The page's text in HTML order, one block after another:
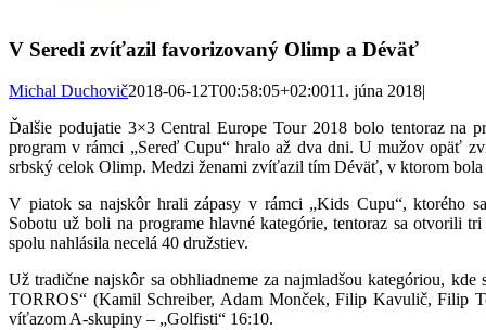
V Seredi zvíťazil favorizovaný Olimp a Déväť
Michal Duchovič2018-06-12T00:58:05+02:0011. júna 2018|
Ďalšie podujatie 3×3 Central Europe Tour 2018 bolo tentoraz na
program v rámci „Sereď Cupu“ hralo až dva dni. U mužov opäť
srbský celok Olimp. Medzi ženami zvíťazil tím Déväť, v ktorom
V piatok sa najskôr hrali zápasy v rámci „Kids Cupu“, ktorého
Sobotu už boli na programe hlavné kategórie, tentoraz sa otvorili
spolu nahlásila necelá 40 družstiev.
Už tradične najskôr sa obhliadneme za najmladšou kategóriou,
TORROS“ (Kamil Schreiber, Adam Monček, Filip Kavulič, Filip
víťazom A-skupiny – „Golfisti“ 16:10.